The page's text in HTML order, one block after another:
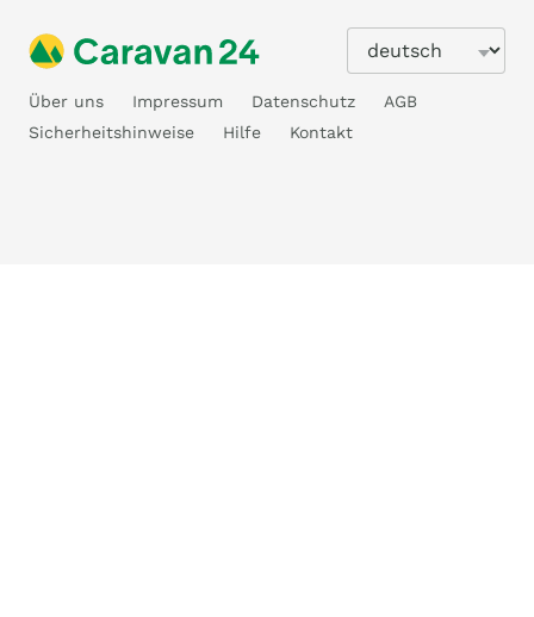
Über uns Impressum Datenschutz
AGB
Sicherheitshinweise
Hilfe Kontakt